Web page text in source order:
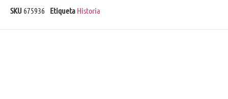
SKU 675936 Etiqueta Historia